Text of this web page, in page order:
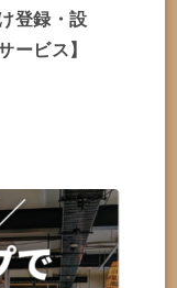
登録・設
ービス】